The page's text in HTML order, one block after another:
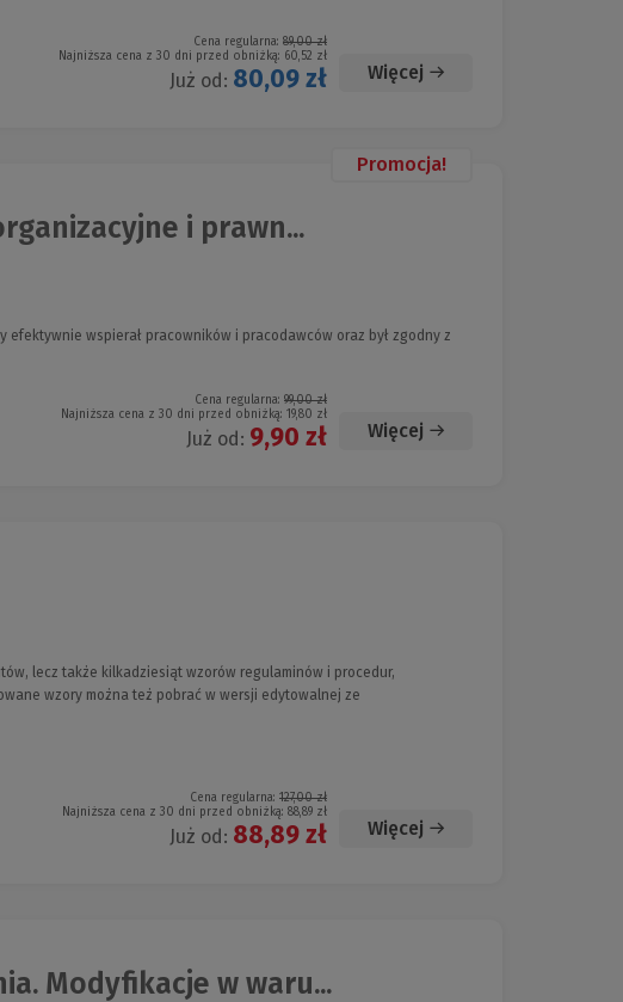
Cena regularna: 89,00 zł
Najniższa cena z 30 dni przed obniżką: 60,52 zł
Już od: 80,09 zł Więcej
Promocja!
i prawn...
wspierał pracowników i pracodawców oraz był zgodny z
Cena regularna: 99,00 zł
Najniższa cena z 30 dni przed obniżką: 19,80 zł
Już od: 9,90 zł Więcej
lecz także kilkadziesiąt wzorów regulaminów i procedur,
wzory można też pobrać w wersji edytowalnej ze
Cena regularna: 127,00 zł
Najniższa cena z 30 dni przed obniżką: 88,89 zł
Już od: 88,89 zł Więcej
Modyfikacje w waru...